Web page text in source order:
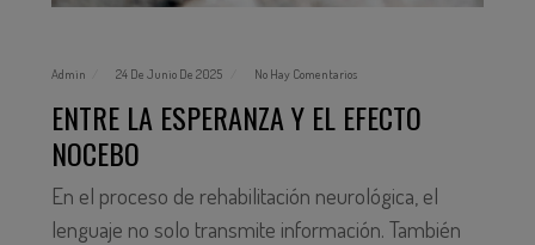
Admin 24 De Junio De 2025 No Hay Comentarios
ENTRE LA ESPERANZA Y EL EFECTO
NOCEBO
En el proceso de rehabilitación neurológica, el
lenguaje no solo transmite información. También